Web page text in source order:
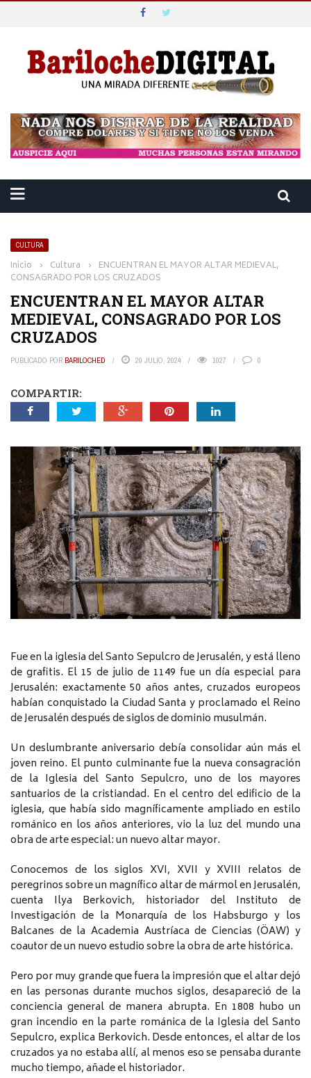
CULTURA
Inicio › Cultura › ENCUENTRAN EL MAYOR ALTAR MEDIEVAL,
CONSAGRADO POR LOS CRUZADOS
ENCUENTRAN EL MAYOR ALTAR
MEDIEVAL, CONSAGRADO POR LOS
CRUZADOS
PUBLICADO POR BARILOCHED 20 JULIO, 2024 1027 0
COMPARTIR:
Fue en la iglesia del Santo Sepulcro de Jerusalén, y está lleno
de grafitis. El 15 de julio de 1149 fue un día especial para
Jerusalén: exactamente 50 años antes, cruzados europeos
habían conquistado la Ciudad Santa y proclamado el Reino
de Jerusalén después de siglos de dominio musulmán.
Un deslumbrante aniversario debía consolidar aún más el
joven reino. El punto culminante fue la nueva consagración
de la Iglesia del Santo Sepulcro, uno de los mayores
santuarios de la cristiandad. En el centro del edificio de la
iglesia, que había sido magníficamente ampliado en estilo
románico en los años anteriores, vio la luz del mundo una
obra de arte especial: un nuevo altar mayor.
Conocemos de los siglos XVI, XVII y XVIII relatos de
peregrinos sobre un magnífico altar de mármol en Jerusalén,
cuenta Ilya Berkovich, historiador del Instituto de
Investigación de la Monarquía de los Habsburgo y los
Balcanes de la Academia Austríaca de Ciencias (ÖAW) y
coautor de un nuevo estudio sobre la obra de arte histórica.
Pero por muy grande que fuera la impresión que el altar dejó
en las personas durante muchos siglos, desapareció de la
conciencia general de manera abrupta. En 1808 hubo un
gran incendio en la parte románica de la Iglesia del Santo
Sepulcro, explica Berkovich. Desde entonces, el altar de los
cruzados ya no estaba allí, al menos eso se pensaba durante
mucho tiempo, añade el historiador.